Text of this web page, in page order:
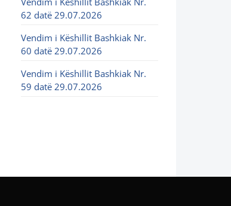
62 datë 29.07.2026
Vendim i Këshillit Bashkiak Nr.
60 datë 29.07.2026
Vendim i Këshillit Bashkiak Nr.
59 datë 29.07.2026